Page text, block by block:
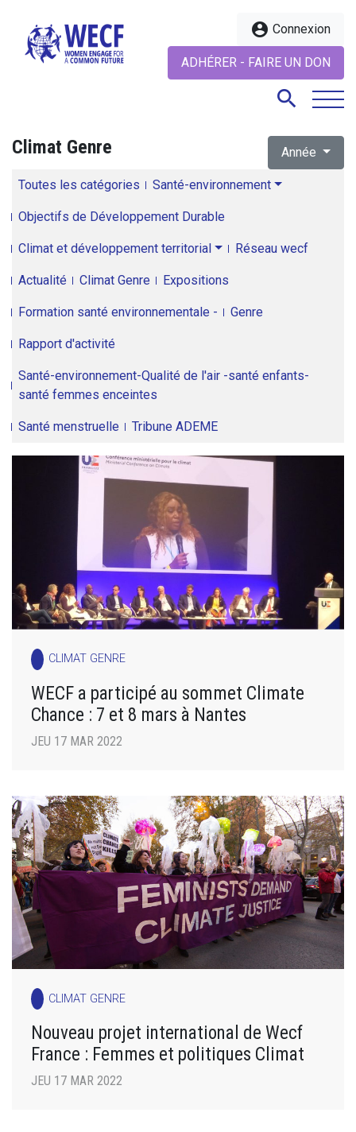
account_circle Connexion
ADHÉRER - FAIRE UN DON
search
Climat Genre Année
Toutes les catégories Santé-environnement
Objectifs de Développement Durable
Climat et développement territorial Réseau wecf
Actualité Climat Genre Expositions
Formation santé environnementale - Genre
Rapport d'activité
Santé-environnement-Qualité de l'air -santé enfants-
santé femmes enceintes
Santé menstruelle Tribune ADEME
CLIMAT GENRE
WECF a participé au sommet Climate
Chance : 7 et 8 mars à Nantes
JEU 17 MAR 2022
CLIMAT GENRE
Nouveau projet international de Wecf
France : Femmes et politiques Climat
JEU 17 MAR 2022